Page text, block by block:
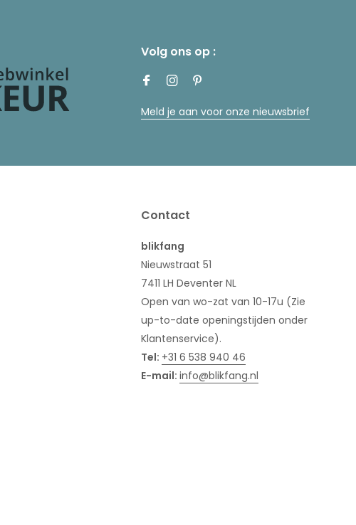
Volg ons op :
Meld je aan voor onze nieuwsbrief
Contact
blikfang
Nieuwstraat 51
7411 LH Deventer NL
Open van wo-zat van 10-17u (Zie
up-to-date openingstijden onder
Klantenservice).
Tel: +31 6 538 940 46
E-mail: info@blikfang.nl